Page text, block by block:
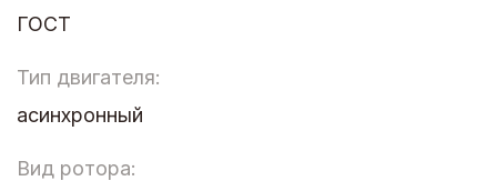
ГОСТ
Тип двигателя:
асинхронный
Вид ротора: